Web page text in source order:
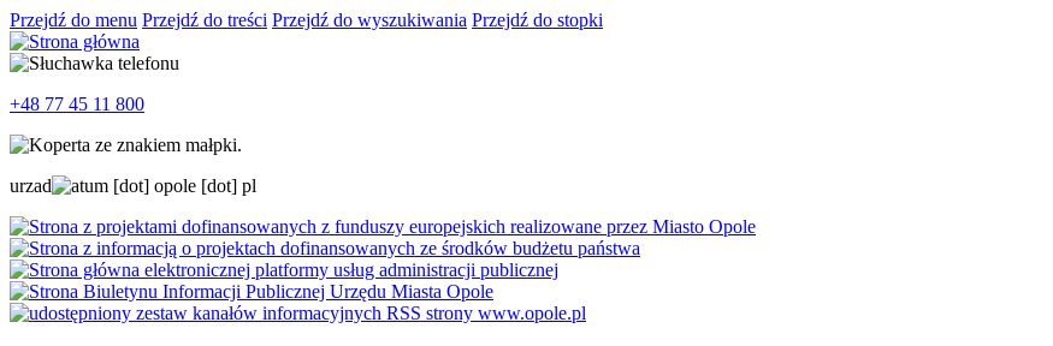
Przejdź do menu Przejdź do treści Przejdź do wyszukiwania Przejdź do stopki
+48 77 45 11 800
urzad um [dot] opole [dot] pl